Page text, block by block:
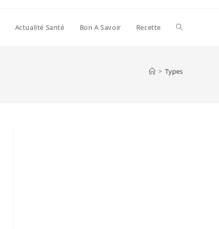
Actualité Santé Bon A Savoir Recette Toggle
> Types